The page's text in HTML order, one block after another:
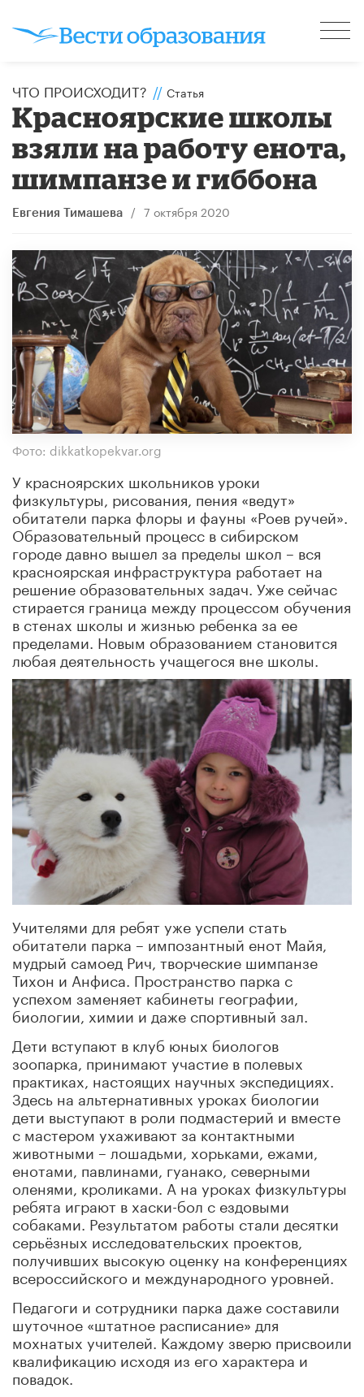
ЧТО ПРОИСХОДИТ? // Статья
Красноярские школы
взяли на работу енота,
шимпанзе и гиббона
Евгения Тимашева / 7 октября 2020
Фото: dikkatkopekvar.org
У красноярских школьников уроки
физкультуры, рисования, пения «ведут»
обитатели парка флоры и фауны «Роев ручей».
Образовательный процесс в сибирском
городе давно вышел за пределы школ – вся
красноярская инфраструктура работает на
решение образовательных задач. Уже сейчас
стирается граница между процессом обучения
в стенах школы и жизнью ребенка за ее
пределами. Новым образованием становится
любая деятельность учащегося вне школы.
Учителями для ребят уже успели стать
обитатели парка – импозантный енот Майя,
мудрый самоед Рич, творческие шимпанзе
Тихон и Анфиса. Пространство парка с
успехом заменяет кабинеты географии,
биологии, химии и даже спортивный зал.
Дети вступают в клуб юных биологов
зоопарка, принимают участие в полевых
практиках, настоящих научных экспедициях.
Здесь на альтернативных уроках биологии
дети выступают в роли подмастерий и вместе
с мастером ухаживают за контактными
животными – лошадьми, хорьками, ежами,
енотами, павлинами, гуанако, северными
оленями, кроликами. А на уроках физкультуры
ребята играют в хаски-бол с ездовыми
собаками. Результатом работы стали десятки
серьёзных исследовательских проектов,
получивших высокую оценку на конференциях
всероссийского и международного уровней.
Педагоги и сотрудники парка даже составили
шуточное «штатное расписание» для
мохнатых учителей. Каждому зверю присвоили
квалификацию исходя из его характера и
повадок.